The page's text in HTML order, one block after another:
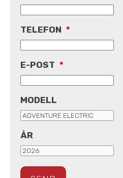
TELEFON *
E-POST *
MODELL
ÅR